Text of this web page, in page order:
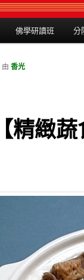
佛學研讀班 分
【精緻
由 香光